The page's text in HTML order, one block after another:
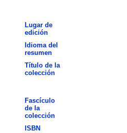
Lugar de
edición
Idioma del
resumen
Título de la
colección
Fascículo
de la
colección
ISBN